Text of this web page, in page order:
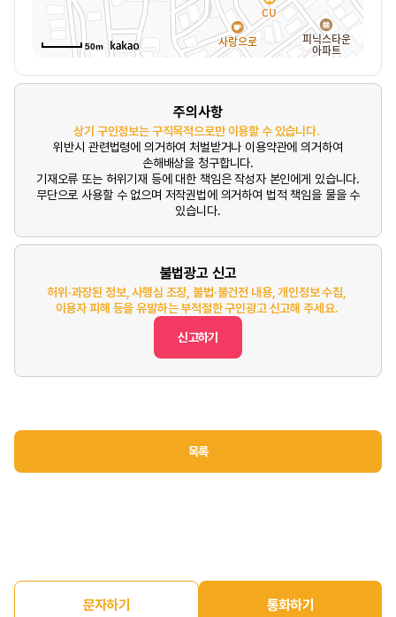
50m
주의사항
상기 구인정보는 구직목적으로만 이용할 수 있습니다.
위반시 관련법령에 의거하여 처벌받거나 이용약관에 의거하여
손해배상을 청구합니다.
기재오류 또는 허위기재 등에 대한 책임은 작성자 본인에게 있습니다.
무단으로 사용할 수 없으며 저작권법에 의거하여 법적 책임을 물을 수
있습니다.
불법광고 신고
허위·과장된 정보, 사행심 조장, 불법·불건전 내용, 개인정보 수집,
이용자 피해 등을 유발하는 부적절한 구인광고 신고해 주세요.
신고하기
목록
문자하기 통화하기